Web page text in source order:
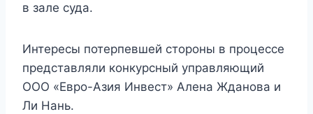
в зале суда.
Интересы потерпевшей стороны в процессе
представляли конкурсный управляющий
ООО «Евро-Азия Инвест» Алена Жданова и
Ли Нань.